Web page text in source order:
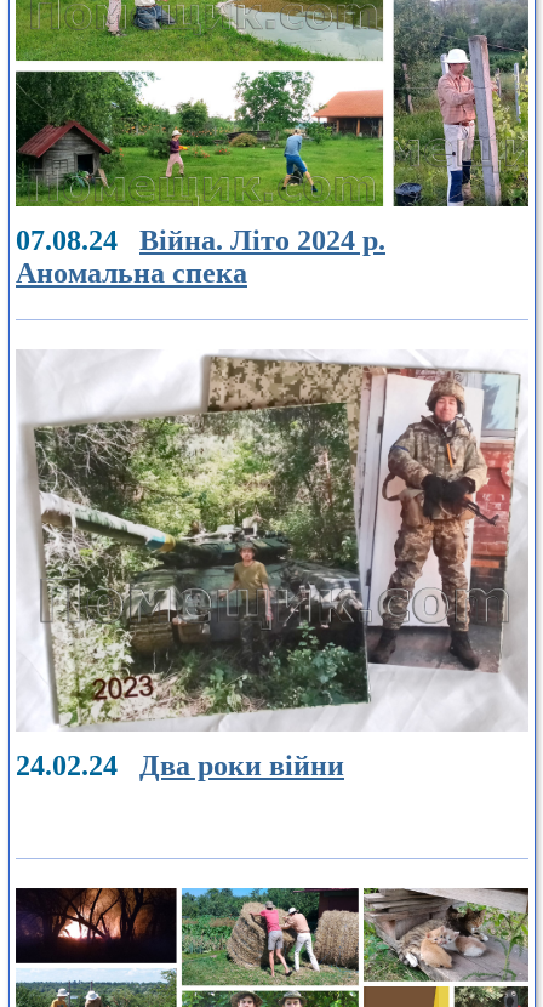
07.08.24 Війна. Літо 2024 р.
Аномальна спека
24.02.24 Два роки війни